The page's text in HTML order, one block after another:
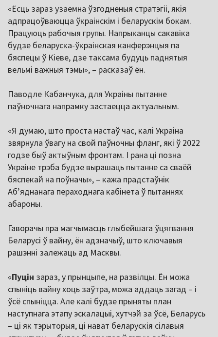
«Ёсць зараз узаемна ўзгодненыя стратэгіі, якія
адпрацоўваюцца ўкраінскім і беларускім бокам.
Працуюць рабочыя групы. Напрыканцы сакавіка
будзе беларуска-ўкраінская канферэнцыя па
бяспецы ў Кіеве, дзе таксама будуць паднятыя
вельмі важныя тэмы», – расказаў ён.
Паводле Кабанчука, для Украіны пытанне
паўночнага напрамку застаецца актуальным.
«Я думаю, што проста настаў час, калі Украіна
звярнула ўвагу на свой паўночны фланг, які ў 2022
годзе быў актыўным фронтам. І рана ці позна
Украіне трэба будзе вырашаць пытанне са сваёй
бяспекай на поўначы», – кажа прадстаўнік
Аб’яднанага пераходнага кабінета ў пытаннях
абароны.
Гаворачы пра магчымасць глыбейшага ўцягвання
Беларусі ў вайну, ён адзначыў, што ключавыя
рашэнні залежаць ад Масквы.
«Пуцін зараз, у прынцыпе, на развілцы. Ён можа
спыніць вайну хоць заўтра, можа аддаць загад – і
ўсё спыніцца. Але калі будзе прыняты план
наступнага этапу эскалацыі, хутчэй за ўсё, Беларусь
– ці як тэрыторыя, ці нават беларускія сілавыя